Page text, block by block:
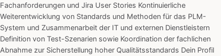
Fachanforderungen und Jira User Stories Kontinuierliche
Weiterentwicklung von Standards und Methoden für das PLM-
System und Zusammenarbeit der IT und externen Dienstleistern
Definition von Test-Szenarien sowie Koordination der fachlichen
Abnahme zur Sicherstellung hoher Qualitätsstandards Dein Profil